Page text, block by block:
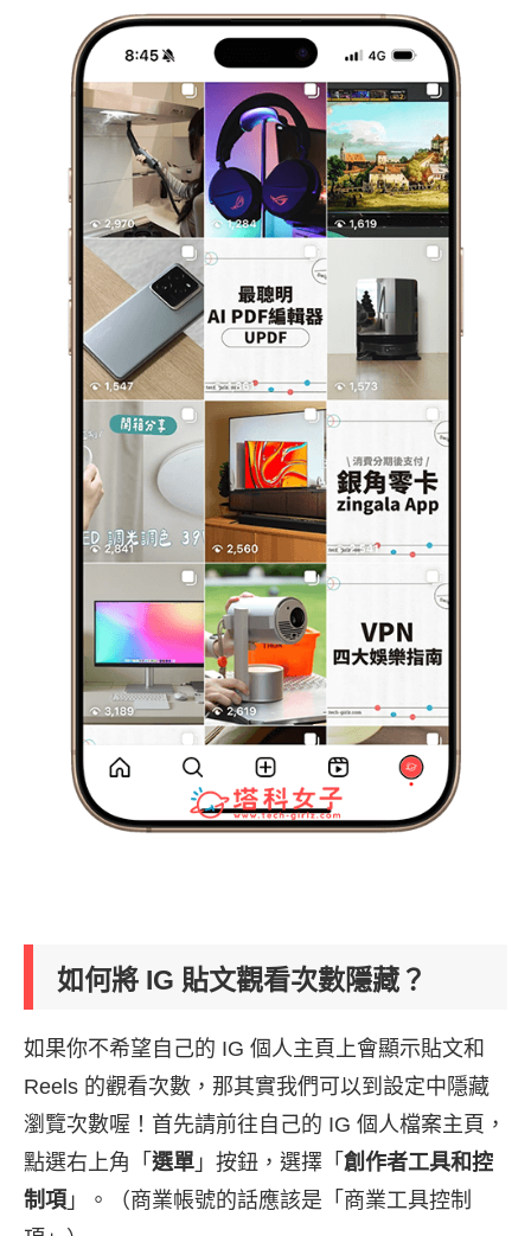
如何將 IG 貼文觀看次數隱藏？
如果你不希望自己的 IG 個人主頁上會顯示貼文和
Reels 的觀看次數，那其實我們可以到設定中隱藏
瀏覽次數喔！首先請前往自己的 IG 個人檔案主頁，
點選右上角「 選單 」按鈕，選擇「 創作者工具和控
制項 」。（商業帳號的話應該是「商業工具控制